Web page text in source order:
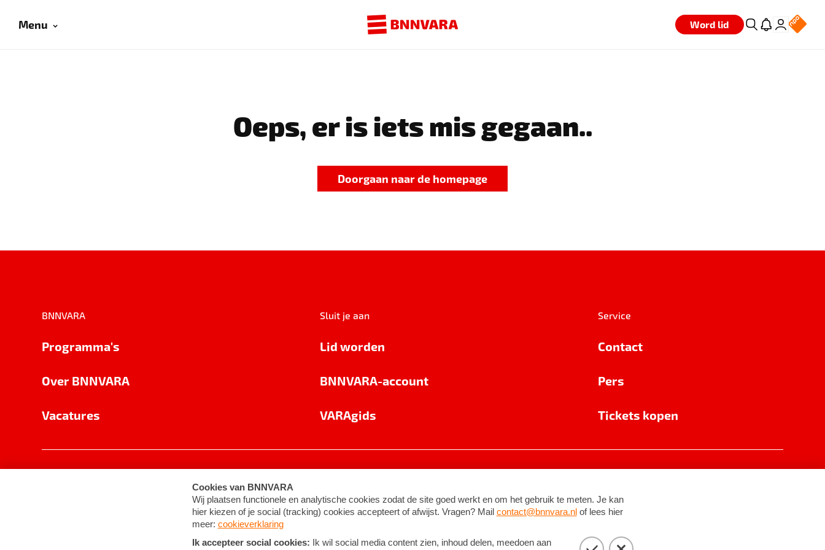
Menu Word lid
Oeps, er is iets mis gegaan..
Doorgaan naar de homepage
BNNVARA
Programma's
Over BNNVARA
Vacatures
Sluit je aan
Lid worden
BNNVARA-account
VARAgids
Service
Contact
Pers
Tickets kopen
Cookie-instellingen Algemene voorwaarden ©2026BNNVARA